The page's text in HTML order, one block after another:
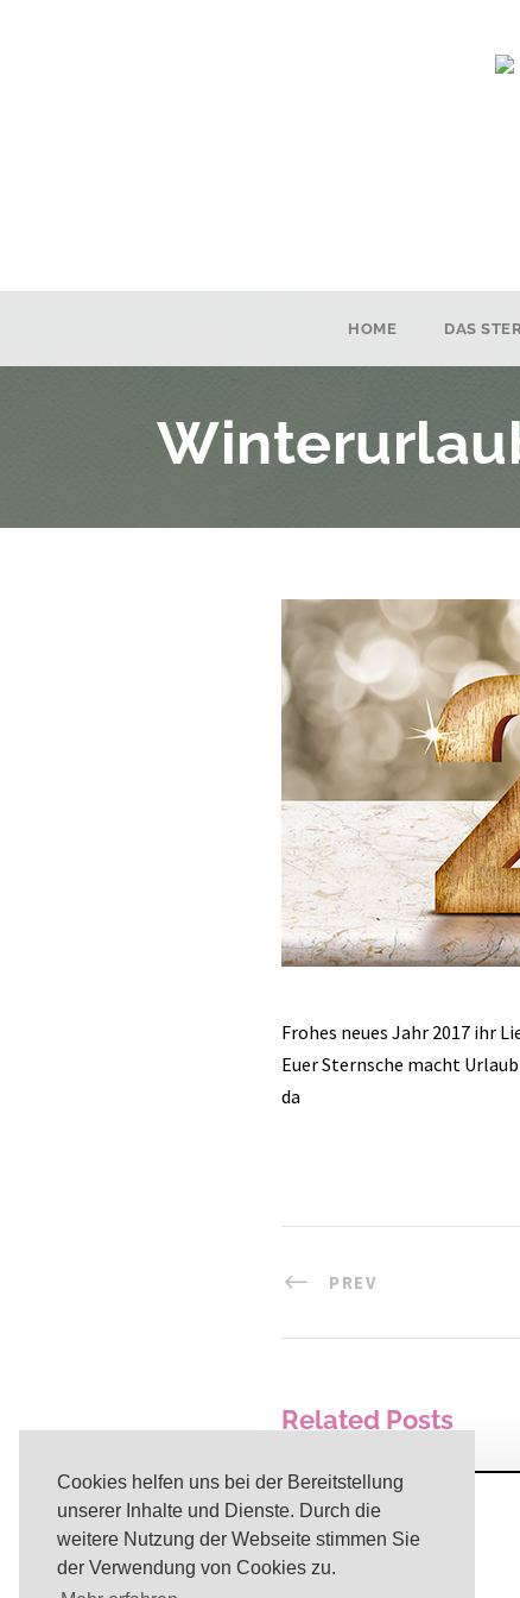
Cookies helfen uns bei der Bereitstellung
unserer Inhalte und Dienste. Durch die
weitere Nutzung der Webseite stimmen Sie
der Verwendung von Cookies zu.
HOME DAS
Frohes neues Jahr 2017 ihr
Euer Sternsche macht
da
PREV
Related Posts
Osterurlaub